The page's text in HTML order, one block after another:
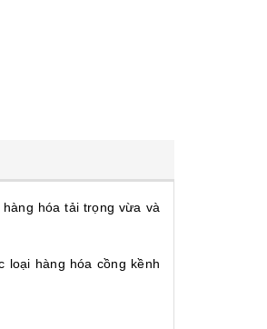
hóa tải trọng vừa và
loại hàng hóa cồng kềnh